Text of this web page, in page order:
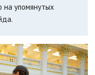
упомянутых